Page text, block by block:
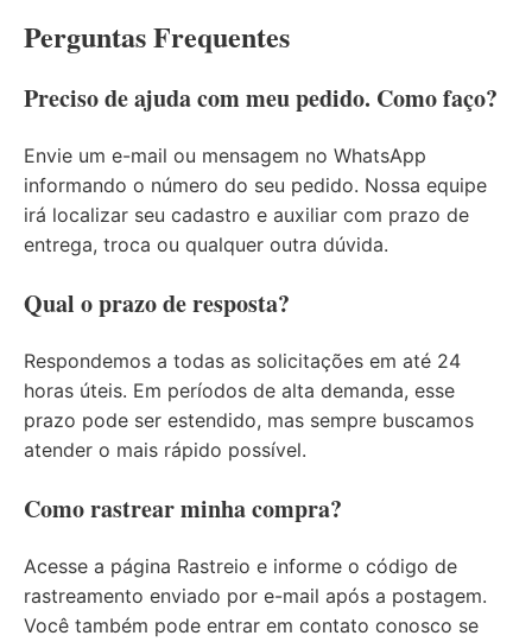
Perguntas Frequentes
Preciso de ajuda com meu pedido. Como faço?
Envie um e-mail ou mensagem no WhatsApp
informando o número do seu pedido. Nossa equipe
irá localizar seu cadastro e auxiliar com prazo de
entrega, troca ou qualquer outra dúvida.
Qual o prazo de resposta?
Respondemos a todas as solicitações em até 24
horas úteis. Em períodos de alta demanda, esse
prazo pode ser estendido, mas sempre buscamos
atender o mais rápido possível.
Como rastrear minha compra?
Acesse a página Rastreio e informe o código de
rastreamento enviado por e-mail após a postagem.
Você também pode entrar em contato conosco se